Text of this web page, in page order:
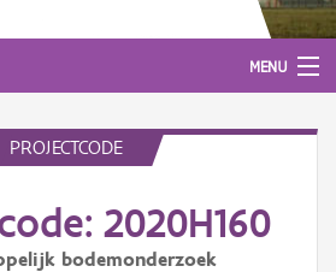
MENU
PROJECTCODE
2020H160
bodemonderzoek